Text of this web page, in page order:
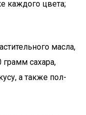
каждого цвета;
масла,
грамм сахара,
а также пол-